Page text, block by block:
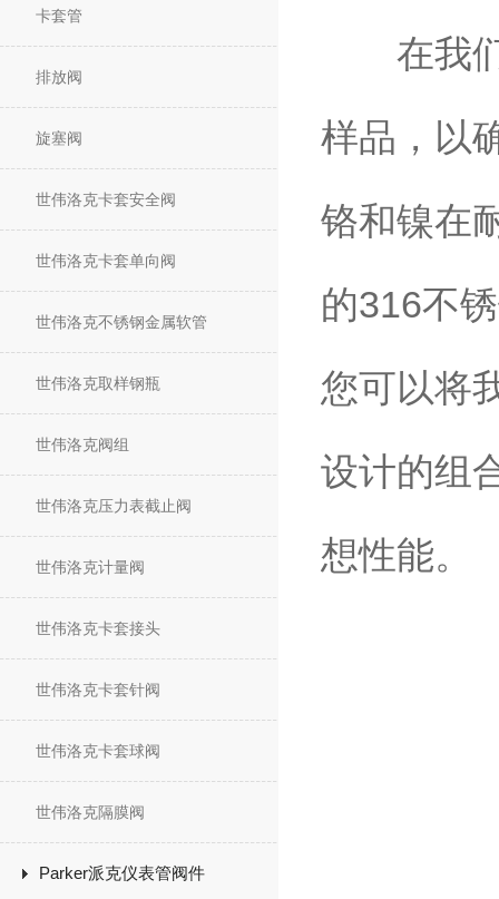
卡套管
排放阀
旋塞阀
世伟洛克卡套安全阀
世伟洛克卡套单向阀
世伟洛克不锈钢金属软管
世伟洛克取样钢瓶
世伟洛克阀组
世伟洛克压力表截止阀
世伟洛克计量阀
世伟洛克卡套接头
世伟洛克卡套针阀
世伟洛克卡套球阀
世伟洛克隔膜阀
Parker派克仪表管阀件
在我们
样品，以
铬和镍在
的316不
您可以将
设计的组
想性能。